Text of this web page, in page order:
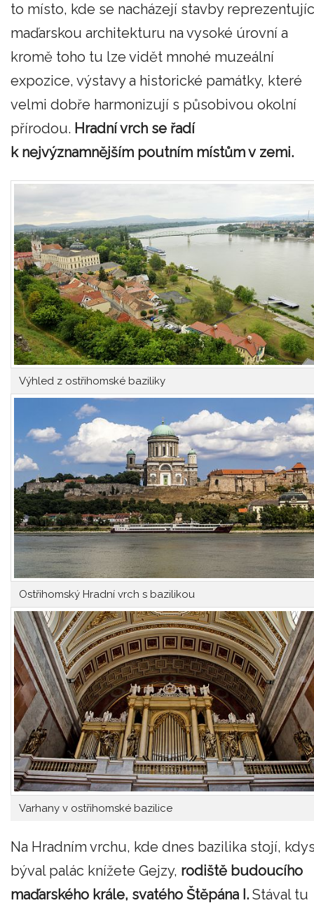
to místo, kde se nacházejí stavby
maďarskou architekturu na vysoké úrovní a
kromě toho tu lze vidět mnohé muzeální
expozice, výstavy a historické památky, které
velmi dobře harmonizují s působivou okolní
přírodou. Hradní vrch se řadí
k nejvýznamnějším poutním místům v zemi.
Výhled z ostřihomské baziliky
Ostřihomský Hradní vrch s bazilikou
Varhany v ostřihomské bazilice
Na Hradním vrchu, kde dnes bazilika stojí,
býval palác knížete Gejzy, rodiště budoucího
maďarského krále, svatého Štěpána I. Stával tu